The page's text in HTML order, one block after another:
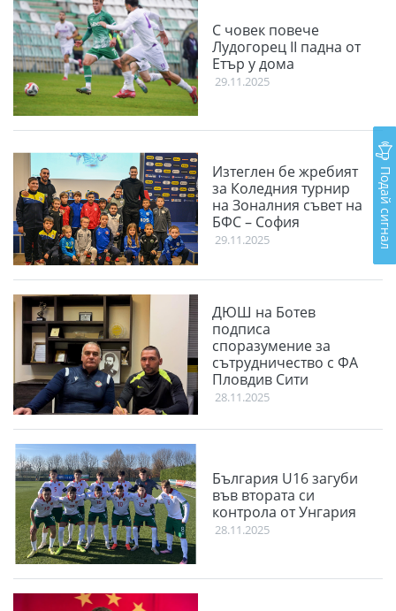
С човек повече
Лудогорец II падна от
Етър у дома
29.11.2025
Изтеглен бе жребият
за Коледния турнир
на Зоналния съвет на
БФС – София
29.11.2025
ДЮШ на Ботев
подписа
споразумение за
сътрудничество с ФА
Пловдив Сити
28.11.2025
България U16 загуби
във втората си
контрола от Унгария
28.11.2025
Подай сигнал